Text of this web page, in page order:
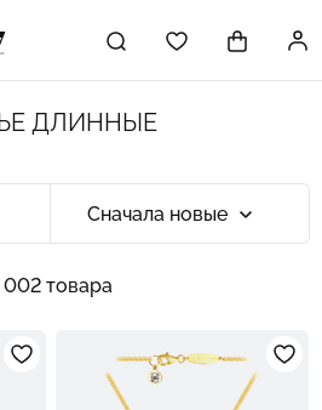
ДЛИННЫЕ
Сначала новые
002 товара